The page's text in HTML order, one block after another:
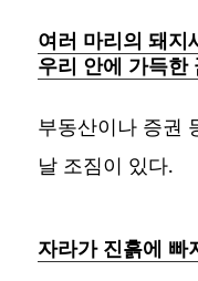
여러 마리의 돼지
우리 안에 가득한
부동산이나 증권
날 조짐이 있다.
자라가 진흙에 빠